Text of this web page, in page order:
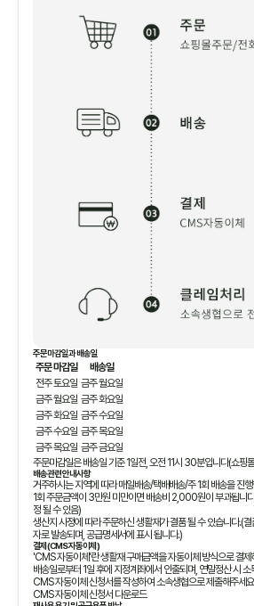
주문마감일과 배송일
주문 마감일
배송일
전주 토요일 금주 월요일
금주 월요일 금주 화요일
금주 화요일 금주 수요일
금주 수요일 금주 목요일
금주 목요일 금주 금요일
주문마감일은 배송일 기준 1일전, 오전 11시 30분입니다(쇼핑
배송관련 안내사항
거주하시는 지역에 따라 매일배송/택배배송/주 1회 배송을 진
1회 주문금액이 3만원 미만이면 배송비 2,000원이 부과됩니
정 될 수 있음)
생산지 사정에 따라 주문하신 생활재가 결품 될 수 있습니다.(
자로 발송되며, 공급명세서에 표시 됩니다.)
결제(CMS 자동이체)
'CMS 자동이체'란 생활재 구매금액을 자동이체 방식으로 결제
배송일로부터 1일 후에 지정계좌에서 인출되며, 연말정산 시
CMS 자동이체 신청서를 작성하여 소속생협으로 제출해주세
CMS 자동이체 신청서 다운로드